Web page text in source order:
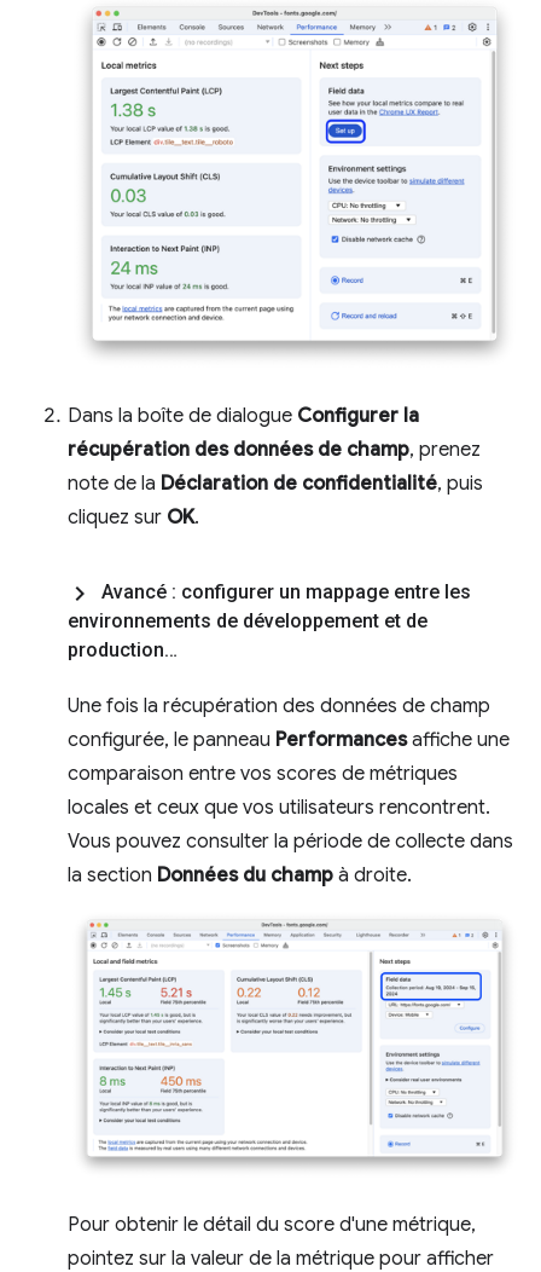
Dans la boîte de dialogue Configurer la
récupération des données de champ, prenez
note de la Déclaration de confidentialité, puis
cliquez sur OK.
Avancé : configurer un mappage entre les
environnements de développement et de
production…
Une fois la récupération des données de champ
configurée, le panneau Performancesaffiche une
comparaison entre vos scores de métriques
locales et ceux que vos utilisateurs rencontrent.
Vous pouvez consulter la période de collecte dans
la section Données du champ à droite.
Pour obtenir le détail du score d'une métrique,
pointez sur la valeur de la métrique pour afficher